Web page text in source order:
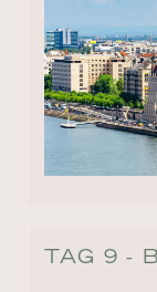
TAG 9 -